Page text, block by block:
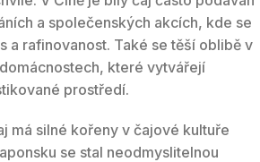
a společenských akcích, kde se
a rafinovanost. Také se těší oblibě v
které vytvářejí
prostředí.
má silné kořeny v čajové kultuře
se stal neodmyslitelnou